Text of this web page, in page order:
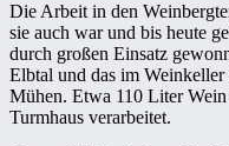
Die Arbeit in den
sie auch war und bis heute
durch großen Einsatz
Elbtal und das im
Mühen. Etwa 110 Liter
Turmhaus verarbeitet.